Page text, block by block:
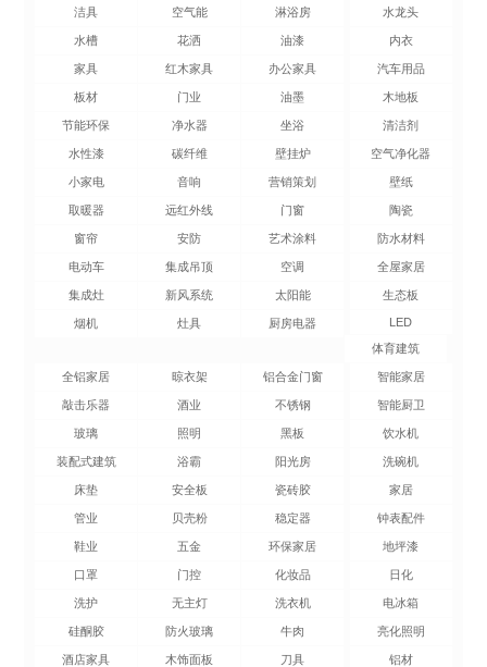
洁具 空气能 淋浴房 水龙头
水槽 花洒 油漆 内衣
家具 红木家具 办公家具 汽车用品
板材 门业 油墨 木地板
节能环保 净水器 坐浴 清洁剂
水性漆 碳纤维 壁挂炉 空气净化器
小家电 音响 营销策划 壁纸
取暖器 远红外线 门窗 陶瓷
窗帘 安防 艺术涂料 防水材料
电动车 集成吊顶 空调 全屋家居
集成灶 新风系统 太阳能 生态板
烟机 灶具 厨房电器
LED
体育建筑
全铝家居 晾衣架 智能家居
铝合金门窗
敲击乐器 酒业 智能厨卫
不锈钢
玻璃 照明 饮水机
黑板
装配式建筑 浴霸 洗碗机
阳光房
床垫 安全板 家居
瓷砖胶
管业 贝壳粉 钟表配件
稳定器
鞋业 五金 地坪漆
环保家居
口罩 门控 日化
化妆品
洗护 无主灯 电冰箱
洗衣机
硅酮胶 防火玻璃 亮化照明
牛肉
酒店家具 木饰面板 铝材
刀具